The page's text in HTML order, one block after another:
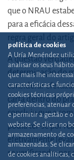
que o NRAU
para a eficácia
regra geral do
A questão
determinação do
considerar
carta dentro do
concluiu que a
podia ter-se por
efetivamente
se verificando, por
política de cookies
A Uría Menéndez
analisar os seus
que mais lhe
características e
cookies técnicas
preferências, atenuar
e permitir a gestão e
website. Se clicar no
armazenamento de
armazenadas. Se
de cookies analíticas,